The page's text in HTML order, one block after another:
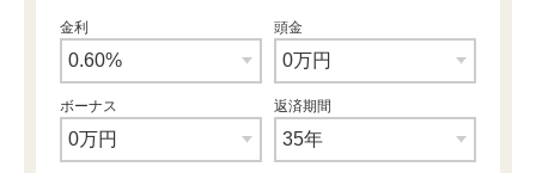
金利 頭金
ボーナス 返済期間